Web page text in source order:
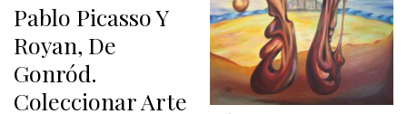
Pablo Picasso Y
Royan, De
Gonród.
Coleccionar Arte